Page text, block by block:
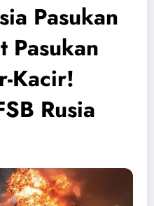
Pasukan
Pasukan
Kacir!
Rusia